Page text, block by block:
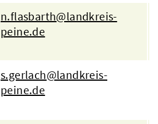
n.flasbarth@landkreis-
peine.de
s.gerlach@landkreis-
peine.de